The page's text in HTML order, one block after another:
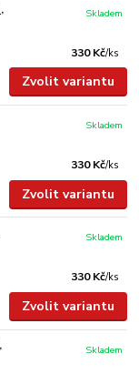
330 Kč/ks
Skladem
Zvolit variantu
330 Kč/ks
Skladem
Zvolit variantu
330 Kč/ks
Skladem
Zvolit variantu
Skladem